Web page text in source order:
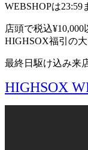
WEBSHOPは23:59
店頭で税込
HIGHSOX福引の
最終日駆け込み来
HIGHSOX